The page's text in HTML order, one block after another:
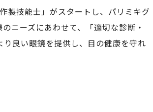
製技能士」がスタートし、パリミキグ
ニーズにあわせて、「適切な診断・
良い眼鏡を提供し、目の健康を守れ